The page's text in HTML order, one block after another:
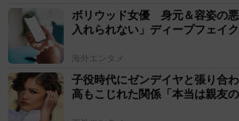
ボリウッド女優 身元＆容姿の
入れられない」ディープフェイ
海外エンタメ
子役時代にゼンデイヤと張り合
高もこじれた関係「本当は親友の